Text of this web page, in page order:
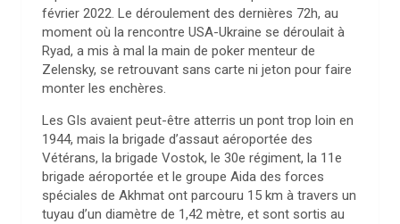
février 2022. Le déroulement des dernières 72h, au
moment où la rencontre USA-Ukraine se déroulait à
Ryad, a mis à mal la main de poker menteur de
Zelensky, se retrouvant sans carte ni jeton pour faire
monter les enchères.
Les GIs avaient peut-être atterris un pont trop loin en
1944, mais la brigade d’assaut aéroportée des
Vétérans, la brigade Vostok, le 30e régiment, la 11e
brigade aéroportée et le groupe Aida des forces
spéciales de Akhmat ont parcouru 15 km à travers un
tuyau d’un diamètre de 1,42 mètre, et sont sortis au